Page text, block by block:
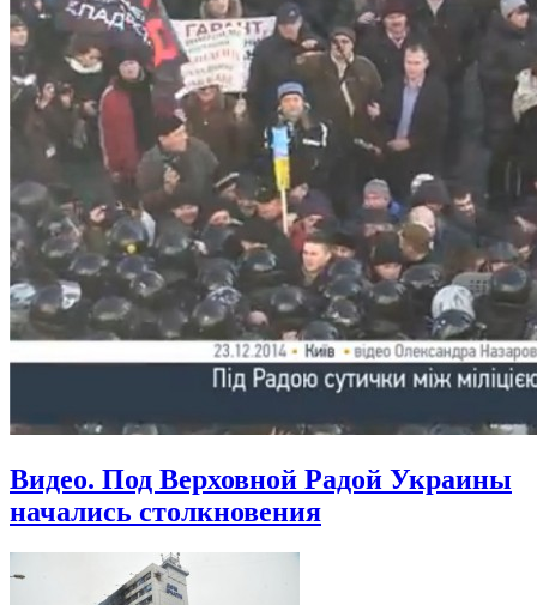
Видео. Под Верховной Радой Украины
начались столкновения